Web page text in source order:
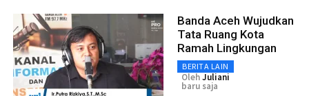
Banda Aceh Wujudkan
Tata Ruang Kota
Ramah Lingkungan
BERITA LAIN
OlehJuliani
baru saja